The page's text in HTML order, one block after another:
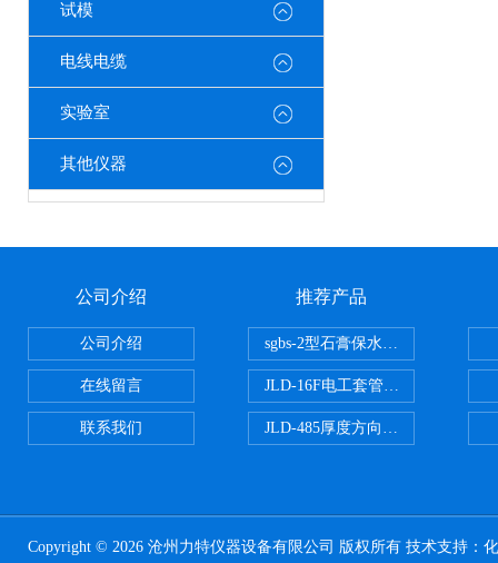
试模
电线电缆
实验室
其他仪器
公司介绍
公司介绍
在线留言
联系我们
推荐产品
sgbs-2型石膏保水率测定仪粉刷
JLD-16F电工套管恒温水浴管材
JLD-485厚度方向性钢板拉伸试验
Copyright © 2026 沧州力特仪器设备有限公司 版权所有 技术支持：